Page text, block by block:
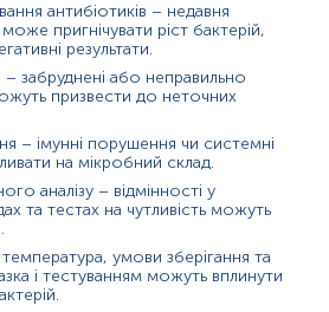
теплові процедури (гарячі ванни,
їжу.
проводити відбір не рекомендується,
результату відбір має провести
лікар тощо.
чутливості мікроорганізмів до
виконується у випадках виявлення
флори у кількостях, що
збудника Європейським
антимікробної чутливості (EUCAST)
антибіотиків – недавня
пригнічувати ріст бактерій,
результати.
– забруднені або неправильно
призвести до неточних
– імунні порушення чи системні
на мікробний склад.
аналізу – відмінності у
та тестах на чутливість можуть
умови зберігання та
і тестуванням можуть вплинути